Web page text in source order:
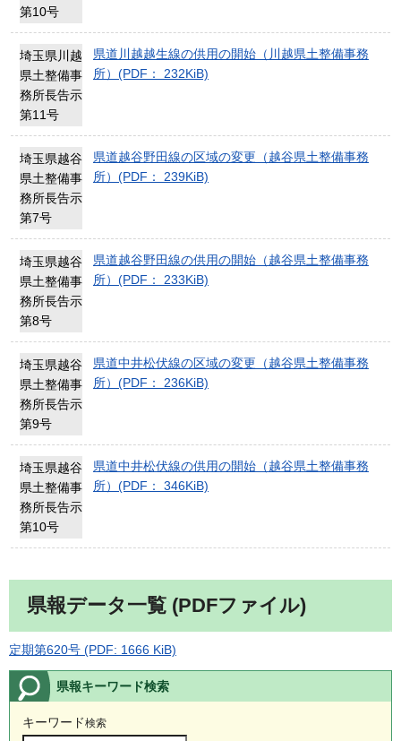
第10号
埼玉県川越
県土整備事
務所長告示
第11号
県道川越越生線の供用の開始（川越県土整備事務
所）(PDF： 232KiB)
埼玉県越谷
県土整備事
務所長告示
第7号
県道越谷野田線の区域の変更（越谷県土整備事務
所）(PDF： 239KiB)
埼玉県越谷
県土整備事
務所長告示
第8号
県道越谷野田線の供用の開始（越谷県土整備事務
所）(PDF： 233KiB)
埼玉県越谷
県土整備事
務所長告示
第9号
県道中井松伏線の区域の変更（越谷県土整備事務
所）(PDF： 236KiB)
埼玉県越谷
県土整備事
務所長告示
第10号
県道中井松伏線の供用の開始（越谷県土整備事務
所）(PDF： 346KiB)
県報データ一覧 (PDFファイル)
定期第620号 (PDF: 1666 KiB)
県報キーワード検索
キーワード検索